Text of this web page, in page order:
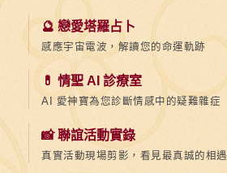
🔮 戀愛塔羅占卜
感應宇宙電波，解讀您的命運軌跡
💊 情聖 AI 診療室
AI 愛神寶為您診斷情感中的疑難雜症
📸 聯誼活動實錄
真實活動現場剪影，看見最真誠的相遇